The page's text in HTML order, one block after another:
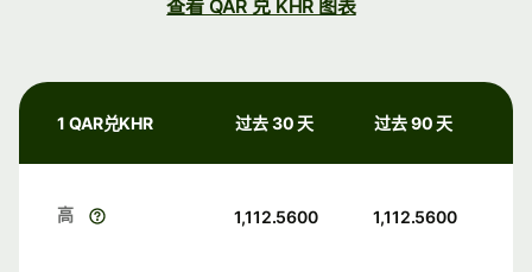
查看 QAR 兑 KHR 图表
1 QAR兑KHR 过去 30 天 过去 90 天
高 1,112.5600 1,112.5600